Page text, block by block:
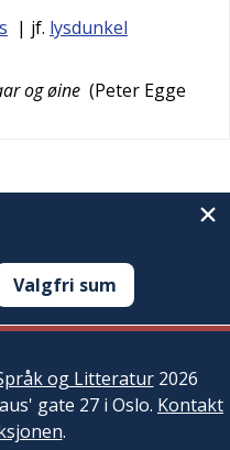
| jf. lysdunkel
og øine (Peter Egge
Valgfri sum
og Litteratur2026
gate 27 i Oslo. Kontakt
.